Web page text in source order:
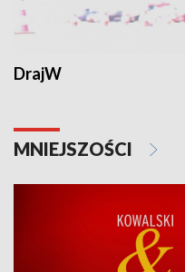
DrajW
MNIEJSZOŚCI